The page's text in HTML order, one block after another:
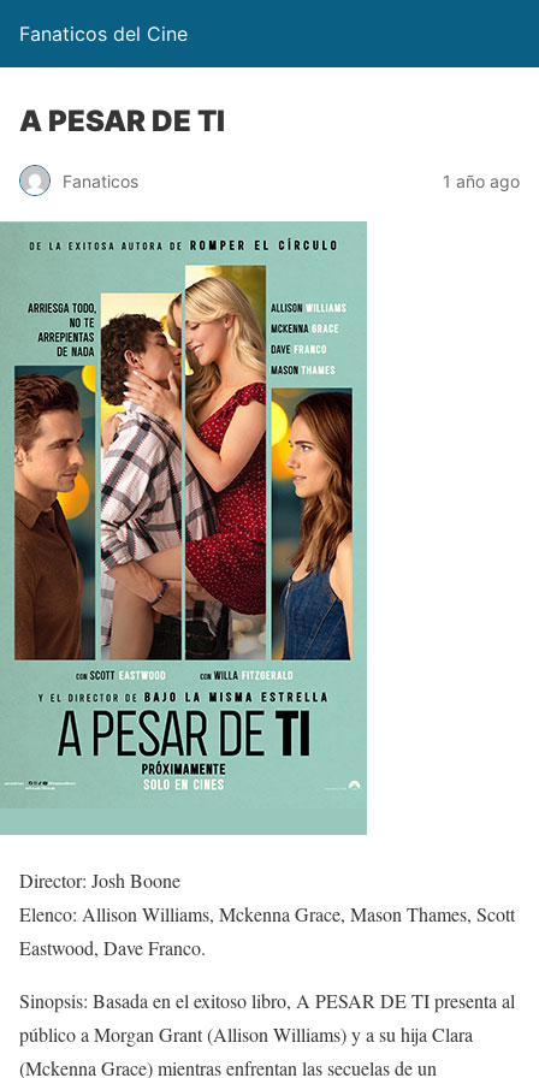
Fanaticos del Cine
A PESAR DE TI
Fanaticos 1 año ago
Director: Josh Boone
Elenco: Allison Williams, Mckenna Grace, Mason Thames, Scott
Eastwood, Dave Franco.
Sinopsis: Basada en el exitoso libro, A PESAR DE TI presenta al
público a Morgan Grant (Allison Williams) y a su hija Clara
(Mckenna Grace) mientras enfrentan las secuelas de un